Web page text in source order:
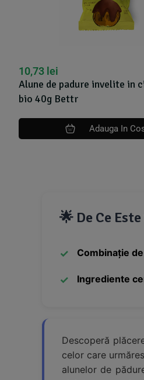
Alune de padure invelite in
bio 40g Bettr
10,73 lei
Adauga In
🌟 De Ce
Combinație
Ingrediente
Descoperă
celor care
alunelor de